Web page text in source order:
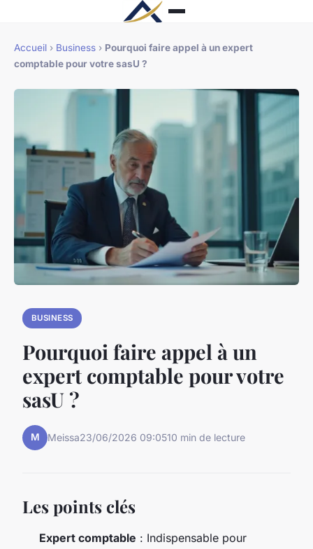
Accueil › Business › Pourquoi faire appel à un expert
comptable pour votre sasU ?
BUSINESS
Pourquoi faire appel à un
expert comptable pour votre
sasU ?
M Meissa23/06/2026 09:0510 min de lecture
Les points clés
Expert comptable : Indispensable pour